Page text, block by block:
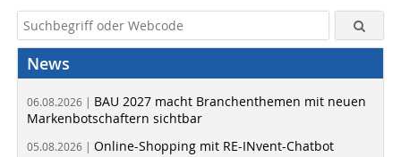
News
06.08.2026 | BAU 2027 macht Branchenthemen mit neuen
Markenbotschaftern sichtbar
05.08.2026 | Online-Shopping mit RE-INvent-Chatbot